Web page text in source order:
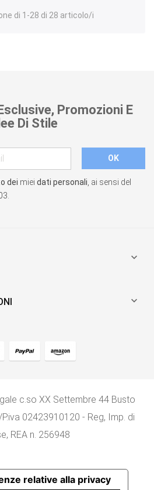
di 1-28 di 28 articolo/i
Promozioni E
Di Stile
dei miei dati personali , ai sensi del


c.so XX Settembre 44 Busto
02423910120 - Reg, Imp. di
REA n. 256948
relative alla privacy